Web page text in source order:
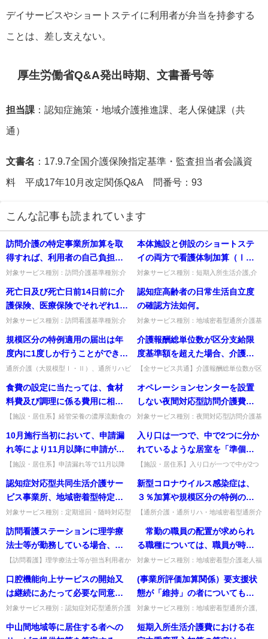
デイサービスやショートステイに利用者が弁当を持参する
ことは、差し支えない。
厚生労働省Q&A発出時期、文書番号等
担当課 ：認知症施策・地域介護推進課、老人保健課（共
通）
文書名 ：17.9.7全国介護保険指定基準・監査担当者会議資
料 平成17年10月改定関係Q&A 問番号：93
こんな記事も読まれています
訪問介護の特定事業所加算を取
得すれば、利用者の自己負担も
増加することになるが、加算を
取得した上で、負担軽減のた
め、特定の利用者に対して加算
を行わないという取扱いをする
ことは可能か。
対象サービス種別：訪問介護基準種別:介
特定事業所加算を取得すれば、利用者の自
己負担も増加することになる...
本体施設と併設のショートステ
イの両方で看護体制加算（Ⅰ）
を算定する場合、ショートステ
イの看護師は本体施設の業務に
従事してはいけないのか。
対象サービス種別：短期入所生活介護,介
酬「看護体制加算」質問本体施設と併設の
ショートステイの両方で看護...
死亡日及び死亡日前14日前に介
護保険、医療保険でそれぞれ1
回、合計2回ターミナルケアを実
施した場合にターミナルケア加
算は算定できるのか。
対象サービス種別：訪問看護基準種別:介
及び死亡日前14日前に介護保険、医療保
険でそれぞれ1回、合計2回...
認知症高齢者の日常生活自立度
の確認方法如何。
対象サービス種別：地域密着型通所介護基
質問認知症高齢者の日常生活自立度の確認
方法如何。 回答１ 認知症...
規模区分の特例適用の届出は年
度内に1度しか行うことができな
いのか。
通所介護（大規模型Ⅰ・Ⅱ）、通所リハビ
数の減少が生じた場合、感染症又は災害
（対象を事務連絡でお知らせし...
介護報酬総単位数が区分支給限
度基準額を超えた場合、介護職
員処遇改善加算はどのように算
【全サービス共通】介護報酬総単位数が区
加算の算定方法。超過分とそれに係る加算
は保険給付の対象外。出典：...
食費の設定に当たっては、食材
料費及び調理に係る費用に相当
する額を基本とすることとなっ
ているが、経管栄養について提
供される濃厚流動食の場合にお
ける食費は、その他の場合にお
ける食費よりコストが低くなる
ことから、他の食費より低く設
定することは可能か。
【施設・居住系】経管栄養の濃厚流動食の
費・調理費用を基本に、他と区別して別に
設定して差し支えない。出典：...
オペレーションセンターを設置
しない夜間対応型訪問介護費
(Ⅱ）を算定する事業所において
も、オペレーションセンターに
おける通信機器に相当するもの
及び利用者に配布するケアコー
ル端末は必要とされているが、
どのようなものであればよいの
か。
対象サービス種別：夜間対応型訪問介護基
オペレーションセンターを設置しない夜間
対応型訪問介護費(Ⅱ）を算...
10月施行当初において、申請漏
れ等により11月以降に申請があ
った場合に、10月1日に遡及して
補足給付を支払う例外を設ける
ことができないか。
【施設・居住系】申請漏れ等で11月以降
補足給付を支払えるか。やむを得ない場合
は特例で支給可（償還払い...
入り口は一つで、中で2つに分か
れているような居室を「準個
室」として認めてよいか。
【施設・居住系】入り口が一つで中が2つ
入り口が分かれていることが必要で、準個
室とは認められない。出典：...
認知症対応型共同生活介護サー
ビス事業所、地域密着型特定施
設入居者生活介護サービス事業
所、地域密着型介護老人福祉施
設入所者生活介護サービス事業
域密着型サービス事業所として
みなし指定されるが、事業所番
号は他の地域密着型サービス事
業所と同様に新たに付番をする
のか。
対象サービス種別：定期巡回・随時対応型
対応型通所介護,小規模多機能型居宅介護,
認知症対応型共同生活介...
新型コロナウイルス感染症は、
３％加算や規模区分の特例の対
象となる感染症とされている
（※）が、令和４年度も引き続
き同加算や特例の対象となる感
【通所介護・通所リハ・地域密着型通所介
算や規模区分特例の対象として令和4年度
も継続。対象外とする際は事...
訪問看護ステーションに理学療
法士等が勤務している場合、平
時担当している利用者から電話
連絡を受ける例が想定される
が、この場合も速やかに看護師
又は保健師に連絡するのか。
【訪問看護】理学療法士等が担当利用者か
師・保健師に連絡するのか。そのとおり
（看護の判断は看護師等が行う...
常勤の職員の配置が求められ
る職種については、職員が時間
帯を明確に区分し、法人内の他
の職務に従事する場合には、特
別養護老人ホームにおける勤務
時間数に達しないこととなるた
め、人員基準を満たすためには
対象サービス種別：地域密着型介護老人福
ホームの職員に係る「専従要件」の緩和関
係」質問 常勤の職員の配置...
口腔機能向上サービスの開始又
は継続にあたって必要な同意に
は、利用者又はその家族の自署
又は押印は必ずしも必要ではな
いと考えるが如何。
対象サービス種別：認知症対応型通所介護
（通所サービス）」質問口腔機能向上サー
(事業所評価加算関係）要支援状
態が「維持」の者についても
「介護予防サービス計画に照ら
し、当該予防サービス事業者に
よるサービスの提供が終了した
対象サービス種別：地域密着型通所介護,
介護報酬「介護予防通所介護・通所リハビ
中山間地域等に居住する者への
短期入所生活介護費における在